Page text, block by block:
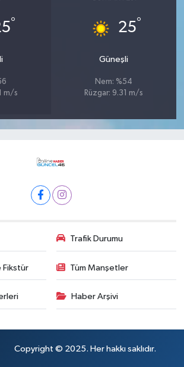
°
m/s
25°
Güneşli
Nem: %54
Rüzgar: 9.31 m/s
Trafik Durumu
Fikstür Tüm Manşetler
Haber Arşivi
Copyright © 2025. Her hakkı saklıdır.